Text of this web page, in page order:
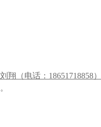
刘翔（电话：18651718858）